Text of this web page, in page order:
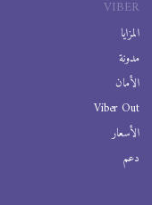
VIBER
المزايا
مدونة
الأمان
Viber Out
الأسعار
دعم